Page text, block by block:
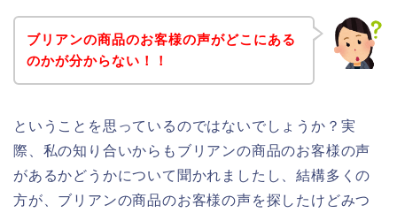
ブリアンの商品のお客様の声がどこにある
のかが分からない！！
ということを思っているのではないでしょうか？実
際、私の知り合いからもブリアンの商品のお客様の声
があるかどうかについて聞かれましたし、結構多くの
方が、ブリアンの商品のお客様の声を探したけどみつ